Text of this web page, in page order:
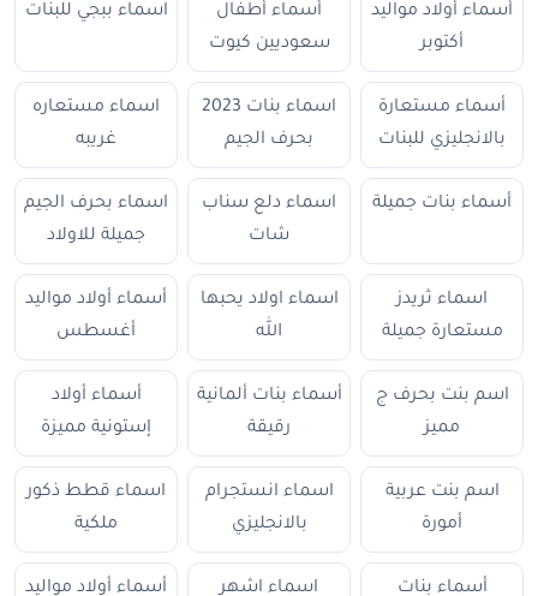
أسماء أولاد مواليد
أكتوبر
أسماء أطفال
سعوديين كيوت
اسماء ببجي للبنات
أسماء مستعارة
بالانجليزي للبنات
اسماء بنات 2023
بحرف الجيم
اسماء مستعاره
غريبه
أسماء بنات جميلة
اسماء دلع سناب
شات
اسماء بحرف الجيم
جميلة للاولاد
اسماء ثريدز
مستعارة جميلة
اسماء اولاد يحبها
الله
أسماء أولاد مواليد
أغسطس
اسم بنت بحرف ج
مميز
أسماء بنات ألمانية
رقيقة
أسماء أولاد
إستونية مميزة
اسم بنت عربية
أمورة
اسماء انستجرام
بالانجليزي
اسماء قطط ذكور
ملكية
أسماء بنات اسماء اشهر أسماء أولاد مواليد